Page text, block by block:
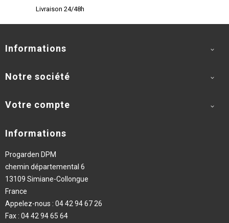
Livraison 24/48h
Informations 
Notre société 
Votre compte 
Informations
Progarden DPM
chemin départemental 6
13109 Simiane-Collongue
France
Appelez-nous : 04 42 94 67 26
Fax : 04 42 94 65 64